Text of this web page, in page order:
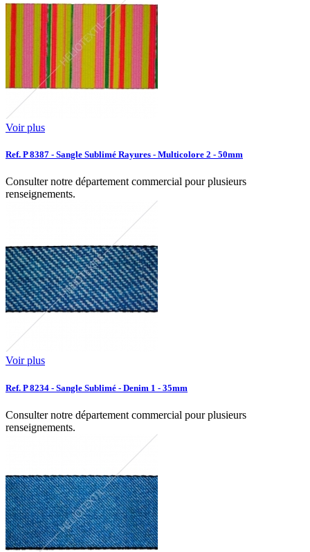
Voir plus
Ref. P 8387 - Sangle Sublimé Rayures - Multicolore 2 - 50mm
Consulter notre département commercial pour plusieurs
renseignements.
Voir plus
Ref. P 8234 - Sangle Sublimé - Denim 1 - 35mm
Consulter notre département commercial pour plusieurs
renseignements.